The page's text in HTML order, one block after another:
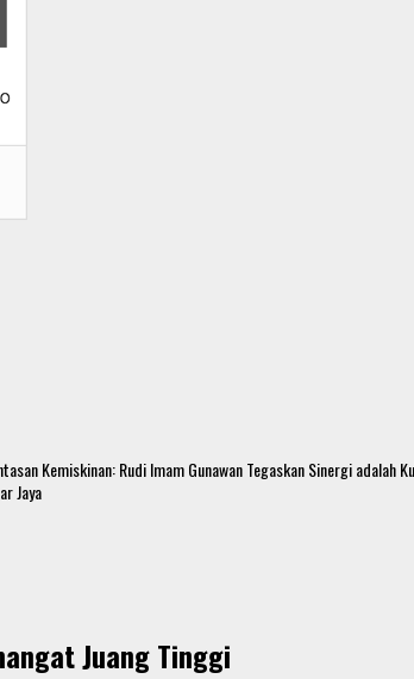
Kemiskinan: Rudi Imam Gunawan Tegaskan Sinergi adalah
Jaya
Juang Tinggi